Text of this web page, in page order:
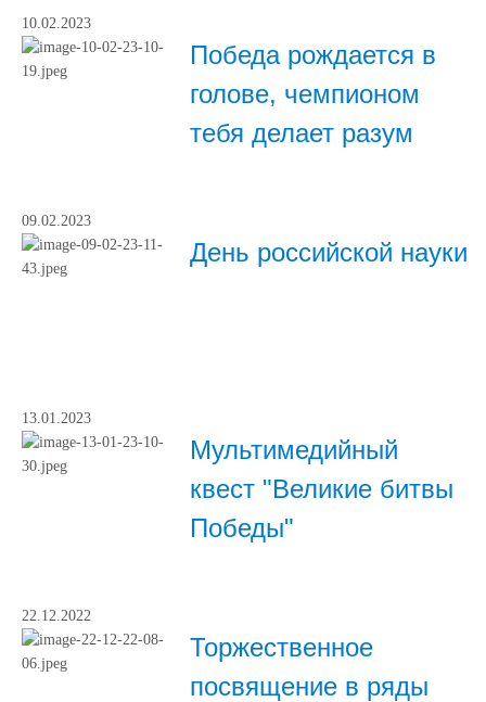
10.02.2023
Победа рождается в
голове, чемпионом
тебя делает разум
09.02.2023
День российской науки
13.01.2023
Мультимедийный
квест "Великие битвы
Победы"
22.12.2022
Торжественное
посвящение в ряды